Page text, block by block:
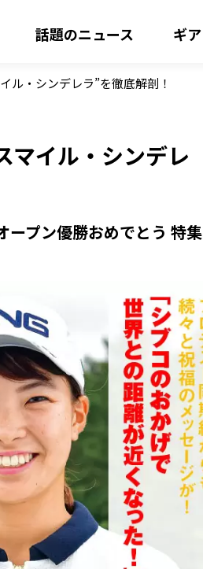
話題のニュース ギア
ル・シンデレラ”を徹底解剖！
マイル・シンデレ
ープン優勝おめでとう 特集